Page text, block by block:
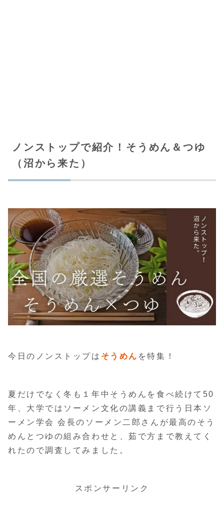
ノンストップで紹介！そうめん＆つゆ
（沼から来た）
今日のノンストップは そうめん を特集！
夏だけでなく冬も１年中そうめんを食べ続けて50
年、大学ではソーメン文化の講義まで行う日本ソ
ーメン学会 会長のソーメン二郎さんが最高のそう
めんとつゆの組み合わせと、茹で方まで教えてく
れたので調査してみました。
スポンサーリンク